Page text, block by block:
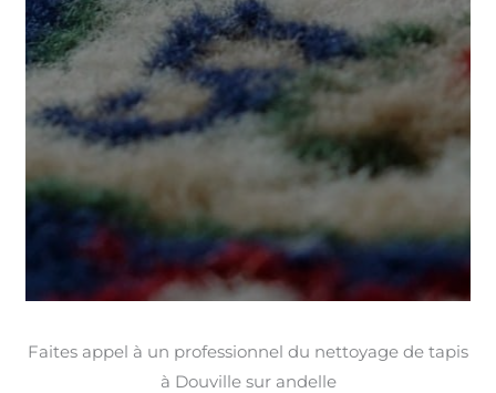
Faites appel à un professionnel du nettoyage de tapis
à Douville sur andelle